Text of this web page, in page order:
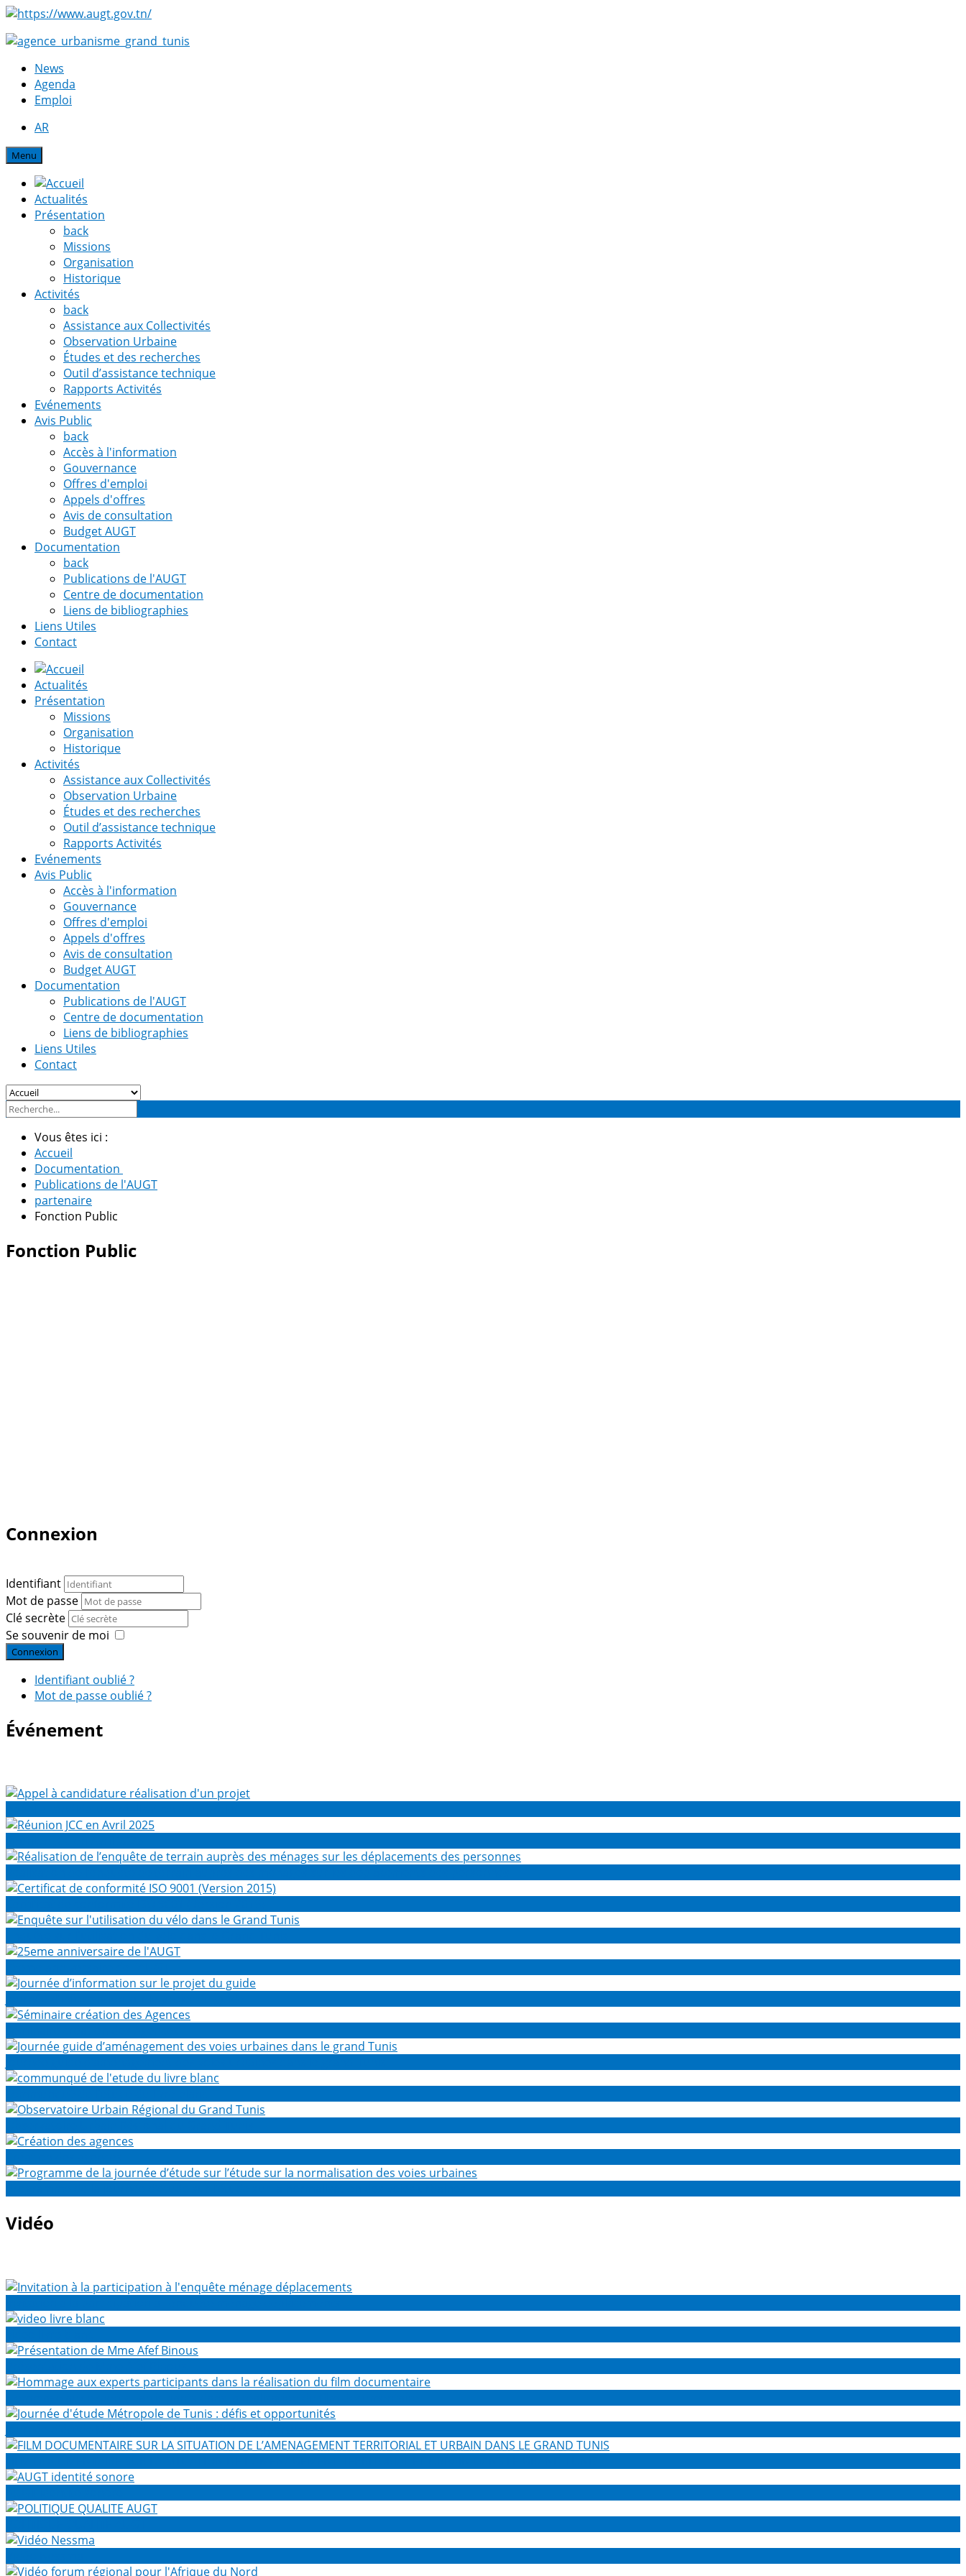
News
Agenda
Emploi
AR
Menu
Actualités
Présentation
back
Missions
Organisation
Historique
Activités
back
Assistance aux Collectivités
Observation Urbaine
Études et des recherches
Outil d’assistance technique
Rapports Activités
Evénements
Avis Public
back
Accès à l'information
Gouvernance
Offres d'emploi
Appels d'offres
Avis de consultation
Budget AUGT
Documentation
back
Publications de l'AUGT
Centre de documentation
Liens de bibliographies
Liens Utiles
Contact
Actualités
Présentation
Missions
Organisation
Historique
Activités
Assistance aux Collectivités
Observation Urbaine
Études et des recherches
Outil d’assistance technique
Rapports Activités
Evénements
Avis Public
Accès à l'information
Gouvernance
Offres d'emploi
Appels d'offres
Avis de consultation
Budget AUGT
Documentation
Publications de l'AUGT
Centre de documentation
Liens de bibliographies
Liens Utiles
Contact
Vous êtes ici :
Accueil
Documentation
Publications de l'AUGT
partenaire
Fonction Public
Fonction Public
Connexion
Identifiant
Mot de passe
Clé secrète
Se souvenir de moi
Connexion
Identifiant oublié ?
Mot de passe oublié ?
Événement
Vidéo